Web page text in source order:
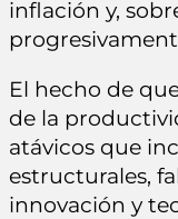
inflación y,
El hecho de
de la
atávicos que
estructurales,
innovación y